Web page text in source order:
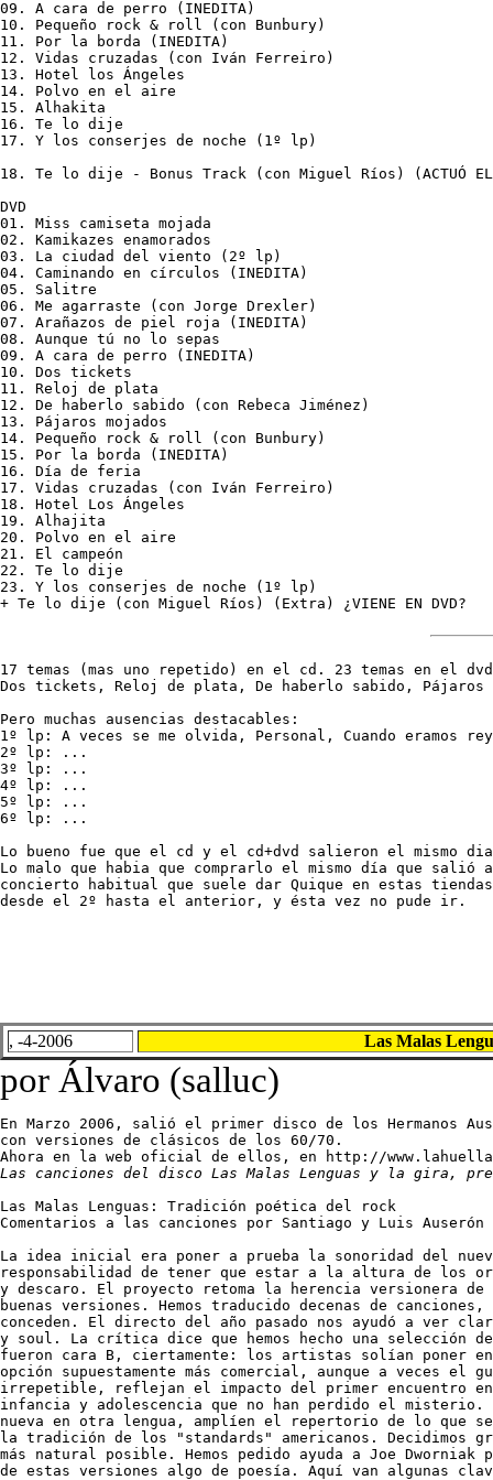
09. A cara de perro (INEDITA)
10. Pequeño rock & roll (con Bunbury)
11. Por la borda (INEDITA)
12. Vidas cruzadas (con Iván Ferreiro)
13. Hotel los Ángeles
14. Polvo en el aire
15. Alhakita
16. Te lo dije
17. Y los conserjes de noche (1º lp)
18. Te lo dije - Bonus Track (con Miguel Ríos) (ACTUÓ EL
DVD
01. Miss camiseta mojada
02. Kamikazes enamorados
03. La ciudad del viento (2º lp)
04. Caminando en círculos (INEDITA)
05. Salitre
06. Me agarraste (con Jorge Drexler)
07. Arañazos de piel roja (INEDITA)
08. Aunque tú no lo sepas
09. A cara de perro (INEDITA)
10. Dos tickets
11. Reloj de plata
12. De haberlo sabido (con Rebeca Jiménez)
13. Pájaros mojados
14. Pequeño rock & roll (con Bunbury)
15. Por la borda (INEDITA)
16. Día de feria
17. Vidas cruzadas (con Iván Ferreiro)
18. Hotel Los Ángeles
19. Alhajita
20. Polvo en el aire
21. El campeón
22. Te lo dije
23. Y los conserjes de noche (1º lp)
+ Te lo dije (con Miguel Ríos) (Extra) ¿VIENE EN DVD?
17 temas (mas uno repetido) en el cd. 23 temas en el
Dos tickets, Reloj de plata, De haberlo sabido, Pájaros
Pero muchas ausencias destacables:
1º lp: A veces se me olvida, Personal, Cuando eramos
2º lp: ...
3º lp: ...
4º lp: ...
5º lp: ...
6º lp: ...
Lo bueno fue que el cd y el cd+dvd salieron el mismo
Lo malo que habia que comprarlo el mismo día que
concierto habitual que suele dar Quique en estas
desde el 2º hasta el anterior, y ésta vez no pude ir.
, -4-2006 Las Malas
por Álvaro (salluc)
En Marzo 2006, salió el primer disco de los Hermanos
con versiones de clásicos de los 60/70.
Las canciones del disco Las Malas Lenguas y la gira,
Las Malas Lenguas: Tradición poética del rock
Comentarios a las canciones por Santiago y Luis Auserón
La idea inicial era poner a prueba la sonoridad del
responsabilidad de tener que estar a la altura de los
y descaro. El proyecto retoma la herencia versionera
buenas versiones. Hemos traducido decenas de
conceden. El directo del año pasado nos ayudó a ver
y soul. La crítica dice que hemos hecho una selección
fueron cara B, ciertamente: los artistas solían poner
opción supuestamente más comercial, aunque a veces
irrepetible, reflejan el impacto del primer encuentro
infancia y adolescencia que no han perdido el misterio.
nueva en otra lengua, amplíen el repertorio de lo que
la tradición de los "standards" americanos.
más natural posible. Hemos pedido ayuda a Joe
de estas versiones algo de poesía. Aquí van algunas